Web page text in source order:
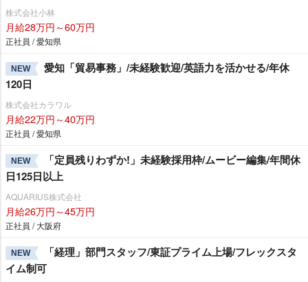
株式会社小林
月給28万円～60万円
正社員 / 愛知県
NEW
愛知「貿易事務」/未経験歓迎/英語力を活かせる/年休
120日
株式会社カラワル
月給22万円～40万円
正社員 / 愛知県
NEW
「定員残りわずか!」未経験採用枠/ムービー編集/年間休
日125日以上
AQUARIUS株式会社
月給26万円～45万円
正社員 / 大阪府
NEW
「経理」部門スタッフ/東証プライム上場/フレックスタ
イム制可